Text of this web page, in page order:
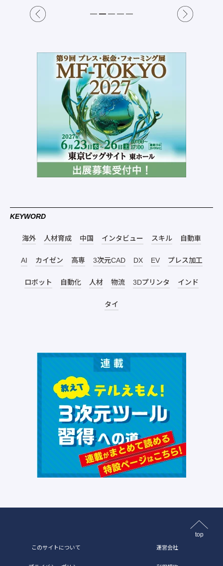
KEYWORD
海外 人材育成 中国 インタビュー スキル 自動車
AI カイゼン 高専 3次元CAD DX EV プレス加工
ロボット 自動化 人材 物流 3Dプリンタ インド
タイ
top
このサイトについて 運営会社